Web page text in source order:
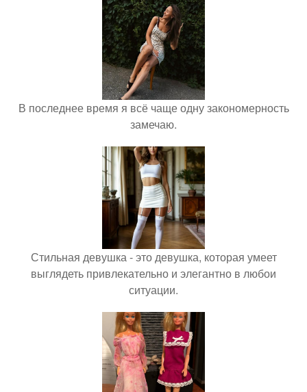
В последнее время я всё чаще одну закономерность
замечаю.
Стильная девушка - это девушка, которая умеет
выглядеть привлекательно и элегантно в любои
ситуации.